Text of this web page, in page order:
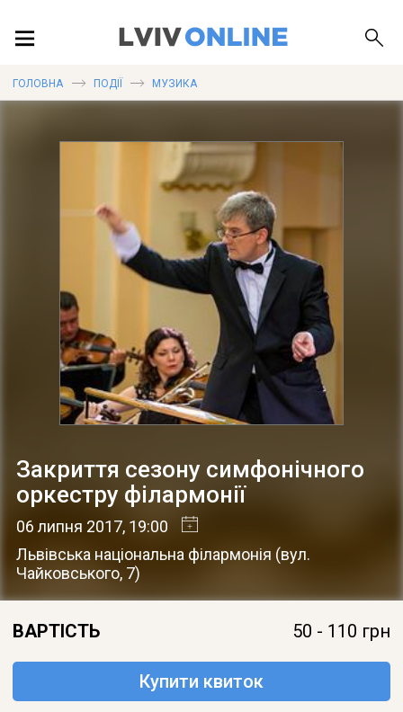
ПУБЛІКАЦІЇ
ДОВІДКА
ГОЛОВНА ПОДІЇ МУЗИКА
Закриття сезону симфонічного
оркестру філармонії
06 липня 2017, 19:00
Львівська національна філармонія (вул.
Чайковського, 7)
ВАРТІСТЬ 50 - 110 грн
Купити квиток